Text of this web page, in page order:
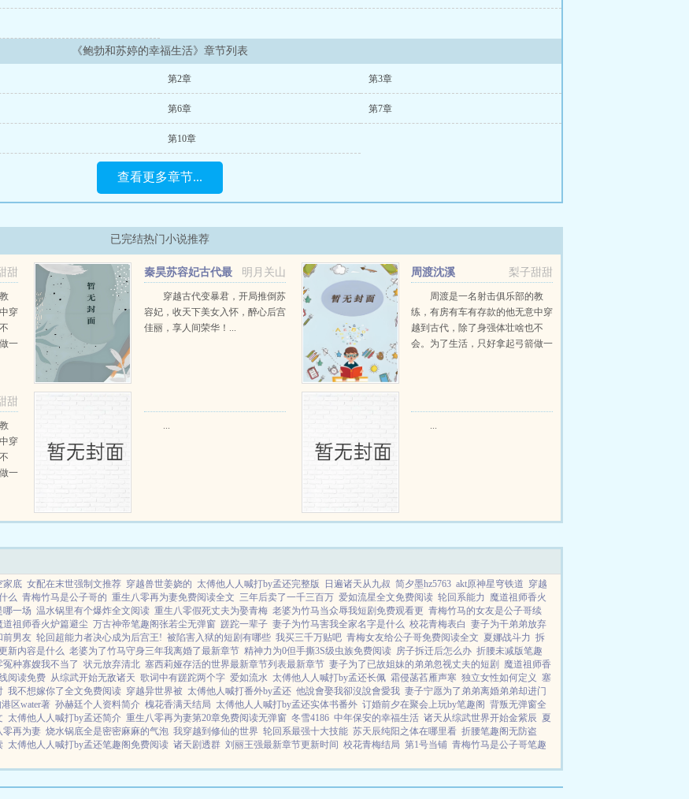
《鲍勃和苏婷的幸福生活》章节列表
第2章 第3章
第6章 第7章
第10章
查看更多章节...
已完结热门小说推荐
甜
穿
一
...
明月关山
秦昊苏容妃古代最
强昏君最新章节在线阅读
穿越古代变暴君，开局推倒苏
容妃，收天下美女入怀，醉心后宫
佳丽，享人间荣华！...
梨子甜甜
周渡沈溪
周渡是一名射击俱乐部的教
练，有房有车有存款的他无意中穿
越到古代，除了身强体壮啥也不
会。为了生活，只好拿起弓箭做一
甜
穿
一
周
... ...
家底 女配在末世强制文推荐 穿越兽世姜娆的 太傅他人人喊打by孟还完整版 日遍诸天从九叔 简夕墨hz5763 akt原神星穹铁道 穿越
么 青梅竹马是公子哥的 重生八零再为妻免费阅读全文 三年后卖了一千三百万 爱如流星全文免费阅读 轮回系能力 魔道祖师香火
哪一场 温水锅里有个爆炸全文阅读 重生八零假死丈夫为娶青梅 老婆为竹马当众辱我短剧免费观看更 青梅竹马的女友是公子哥续
道祖师香火炉篇避尘 万古神帝笔趣阁张若尘无弹窗 蹉跎一辈子 妻子为竹马害我全家名字是什么 校花青梅表白 妻子为干弟弟放弃
前男友 轮回超能力者决心成为后宫王! 被陷害入狱的短剧有哪些 我买三千万贴吧 青梅女友给公子哥免费阅读全文 夏娜战斗力 拆
新内容是什么 老婆为了竹马守身三年我离婚了最新章节 精神力为0但手撕3S级虫族免费阅读 房子拆迁后怎么办 折腰未减版笔趣
冤种寡嫂我不当了 状元放弃清北 塞西莉娅存活的世界最新章节列表最新章节 妻子为了已故姐妹的弟弟忽视丈夫的短剧
魔道祖师香
阅读免费 从综武开始无敌诸天 歌词中有蹉跎两个字 爱如流水 太傅他人人喊打by孟还长佩 霜侵菡萏雁声寒 独立女性如何定义 塞
我不想嫁你了全文免费阅读 穿越异世界被 太傅他人喊打番外by孟还 他說會娶我卻沒說會愛我 妻子宁愿为了弟弟离婚弟弟却进门
区water著 孙赫廷个人资料简介 槐花香满天结局 太傅他人人喊打by孟还实体书番外 订婚前夕在聚会上玩by笔趣阁 背叛无弹窗全
太傅他人人喊打by孟还简介 重生八零再为妻第20章免费阅读无弹窗 冬雪4186 中年保安的幸福生活 诸天从综武世界开始金紫辰 夏
零再为妻 烧水锅底全是密密麻麻的气泡 我穿越到修仙的世界 轮回系最强十大技能 苏天辰纯阳之体在哪里看 折腰笔趣阁无防盗
太傅他人人喊打by孟还笔趣阁免费阅读 诸天剧透群 刘丽王强最新章节更新时间 校花青梅结局 第1号当铺 青梅竹马是公子哥笔趣